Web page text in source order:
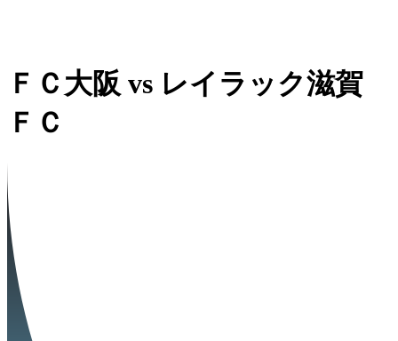
ＦＣ大阪 vs レイラック滋賀
ＦＣ